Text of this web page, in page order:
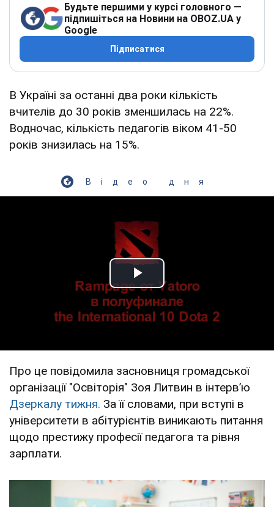
Будьте першими у курсі головного —
підпишіться на Новини на OBOZ.UA у
Google
Підписатися
В Україні за останні два роки кількість
вчителів до 30 років зменшилась на 22%.
Водночас, кількість педагогів віком 41-50
років знизилась на 15%.
Відео дня
Play Video
Про це повідомила засновниця громадської
організації "Освіторія" Зоя Литвин в інтервʼю
Дзеркалу тижня. За її словами, при вступі в
університети в абітурієнтів виникають питання
щодо престижу професії педагога та рівня
зарплати.